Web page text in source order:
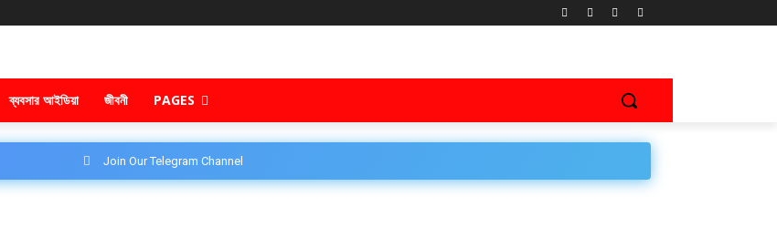
ব্যবসার আইডিয়া জীবনী PAGES
Join Our Telegram Channel